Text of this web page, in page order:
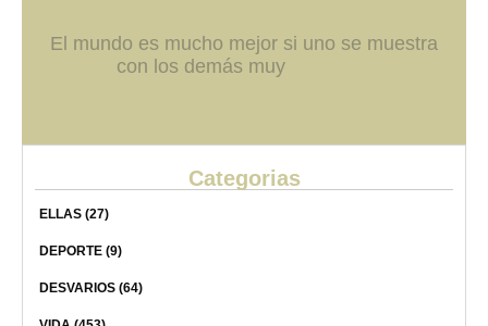
El mundo es mucho mejor si uno se muestra
con los demás muy
Categorias
ELLAS (27)
DEPORTE (9)
DESVARIOS (64)